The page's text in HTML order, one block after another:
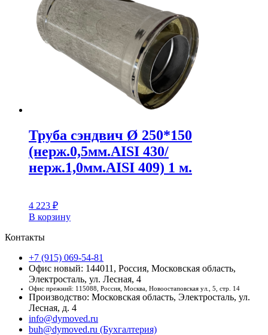
Труба сэндвич Ø 250*150
(нерж.0,5мм.AISI 430/
нерж.1,0мм.AISI 409) 1 м.
4 223 ₽
В корзину
Контакты
+7 (915) 069-54-81
Офис новый: 144011, Россия, Московская область,
Электросталь, ул. Лесная, 4
Офис прежний: 115088, Россия, Москва, Новоостаповская ул., 5, стр. 14
Производство: Московская область, Электросталь, ул.
Лесная, д. 4
info@dymoved.ru
buh@dymoved.ru (Бухгалтерия)